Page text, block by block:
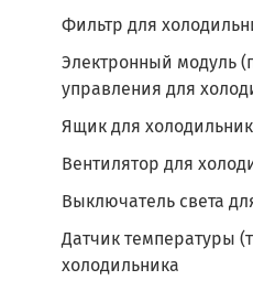
Фильтр для
Электронный модуль
управления для
Ящик для
Вентилятор для
Выключатель света
Датчик температуры
холодильника